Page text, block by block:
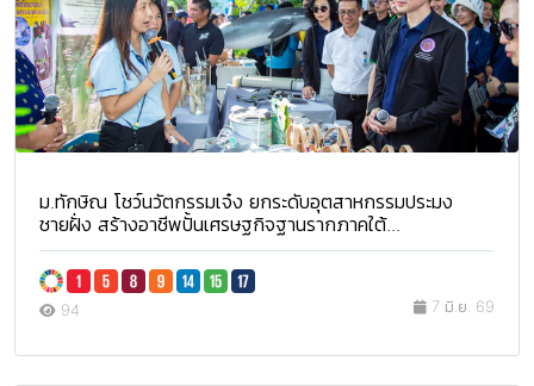
ม.ทักษิณ โชว์นวัตกรรมเจ๋ง ยกระดับอุตสาหกรรมประมง
ชายฝั่ง สร้างอาชีพปั้นเศรษฐกิจฐานรากภาคใต้...
94 7 มิ.ย. 69